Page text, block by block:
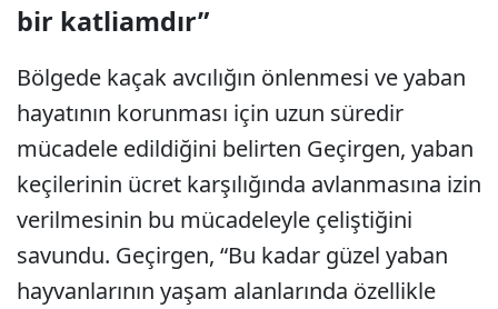
bir katliamdır”
Bölgede kaçak avcılığın önlenmesi ve yaban
hayatının korunması için uzun süredir
mücadele edildiğini belirten Geçirgen, yaban
keçilerinin ücret karşılığında avlanmasına izin
verilmesinin bu mücadeleyle çeliştiğini
savundu. Geçirgen, “Bu kadar güzel yaban
hayvanlarının yaşam alanlarında özellikle